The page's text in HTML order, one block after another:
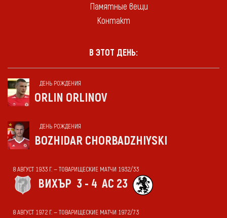
Памятные вещи
Контакт
В ЭТОТ ДЕНЬ:
ДЕНЬ РОЖДЕНИЯ
ORLIN ORLINOV
ДЕНЬ РОЖДЕНИЯ
BOZHIDAR CHORBADZHIYSKI
8 АВГУСТ 1933 Г. — ТОВАРИЩЕСКИЕ МАТЧИ 1932/33
ВИХЪР 3 - 4 АС 23
8 АВГУСТ 1972 Г. — ТОВАРИЩЕСКИЕ МАТЧИ 1972/73